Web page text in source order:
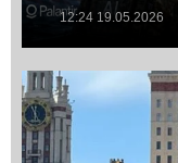
12:24 19.05.2026